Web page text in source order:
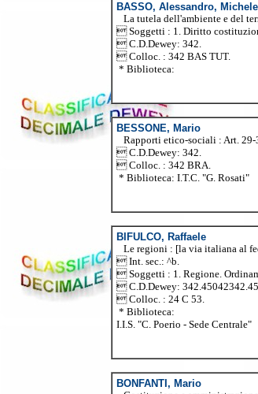
BASSO, Alessandro, Michele
La tutela dell'ambiente e del
 Soggetti : 1. Diritto
 C.D.Dewey: 342.
 Colloc. : 342 BAS TUT.
* Biblioteca:
BESSONE, Mario
Rapporti etico-sociali : Art.
 C.D.Dewey: 342.
 Colloc. : 342 BRA.
* Biblioteca: I.T.C. "G. Rosati"
BIFULCO, Raffaele
Le regioni : [la via italiana al
 Int. sec.: ^b.
 Soggetti : 1. Regione.
 C.D.Dewey:
 Colloc. : 24 C 53.
* Biblioteca:
I.I.S. "C. Poerio - Sede Centrale"
BONFANTI, Mario